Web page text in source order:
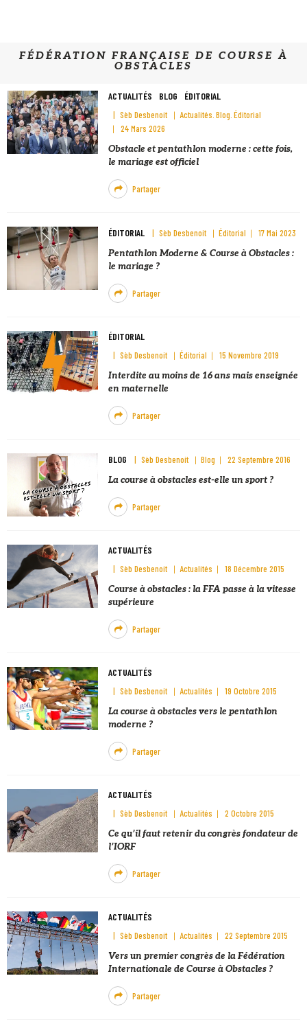
FÉDÉRATION FRANÇAISE DE COURSE À
OBSTACLES
ACTUALITÉS BLOG ÉDITORIAL
Sèb Desbenoit Actualités Blog Éditorial
24 Mars 2026
Obstacle et pentathlon moderne : cette fois,
le mariage est officiel
Partager
ÉDITORIAL Sèb Desbenoit Éditorial
17 Mai 2023
Pentathlon Moderne & Course à Obstacles :
le mariage ?
Partager
ÉDITORIAL
Sèb Desbenoit Éditorial
15 Novembre 2019
Interdite au moins de 16 ans mais enseignée
en maternelle
Partager
BLOG Sèb Desbenoit Blog
22 Septembre 2016
La course à obstacles est-elle un sport ?
Partager
ACTUALITÉS
Sèb Desbenoit Actualités
18 Décembre 2015
Course à obstacles : la FFA passe à la vitesse
supérieure
Partager
ACTUALITÉS
Sèb Desbenoit Actualités
19 Octobre 2015
La course à obstacles vers le pentathlon
moderne ?
Partager
ACTUALITÉS
Sèb Desbenoit Actualités
2 Octobre 2015
Ce qu’il faut retenir du congrès fondateur de
l’IORF
Partager
ACTUALITÉS
Sèb Desbenoit Actualités
22 Septembre 2015
Vers un premier congrès de la Fédération
Internationale de Course à Obstacles ?
Partager